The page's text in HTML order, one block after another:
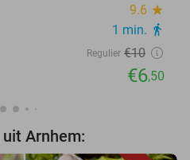
9.6 star
1 min. directions_walk
Regulier €10
€6,50
Arnhem: